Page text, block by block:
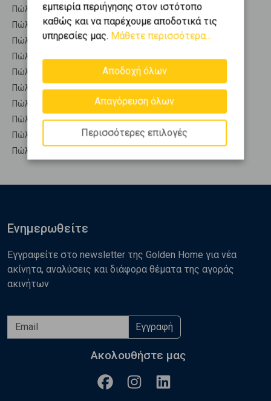
Πώληση Επαγγελματικά ΟΙΝΟΗ
Πώληση Επαγγελματικά ΦΥΛΗ
Πώληση Επαγγ. Αποθήκες ΦΥΛΗ - Κέντρο
Πώληση Αυτόνομα κτίρια ΦΥΛΗ - Κέντρο
Πώληση Βιομηχανικοί χώροι ΦΥΛΗ - Κέντρο
Πώληση Γραφεία ΦΥΛΗ - Κέντρο
Πώληση Καταστήματα ΦΥΛΗ - Κέντρο
Πώληση Ξενοδοχεία ΦΥΛΗ - Κέντρο
Πώληση Πάρκινγκ ΦΥΛΗ - Κέντρο
Πώληση Πώληση επιχείρησης ΦΥΛΗ - Κέντρο
εμπειρία περιήγησης στον ιστότοπο
καθώς και να παρέχουμε αποδοτικά τις
υπηρεσίες μας. Μάθετε περισσότερα...
Αποδοχή όλων
Απαγόρευση όλων
Περισσότερες επιλογές
Ενημερωθείτε
Εγγραφείτε στο newsletter της Golden Home για νέα
ακίνητα, αναλύσεις και διάφορα θέματα της αγοράς
ακινήτων
Εγγραφή
Ακολουθήστε μας